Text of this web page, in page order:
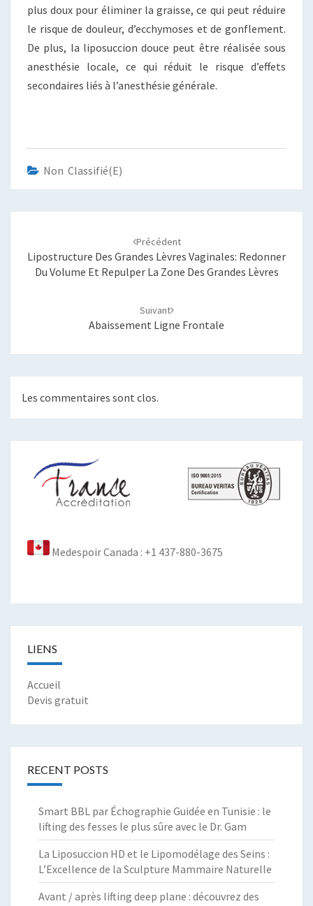
plus doux pour éliminer la graisse, ce qui peut réduire
le risque de douleur, d’ecchymoses et de gonflement.
De plus, la liposuccion douce peut être réalisée sous
anesthésie locale, ce qui réduit le risque d’effets
secondaires liés à l’anesthésie générale.
Non Classifié(e)
Précédent
Lipostructure Des Grandes Lèvres Vaginales: Redonner
Du Volume Et Repulper La Zone Des Grandes Lèvres
Suivant
Abaissement Ligne Frontale
Les commentaires sont clos.
Medespoir Canada : +1 437-880-3675
LIENS
Accueil
Devis gratuit
RECENT POSTS
Smart BBL par Échographie Guidée en Tunisie : le
lifting des fesses le plus sûre avec le Dr. Gam
La Liposuccion HD et le Lipomodélage des Seins :
L’Excellence de la Sculpture Mammaire Naturelle
Avant / après lifting deep plane : découvrez des